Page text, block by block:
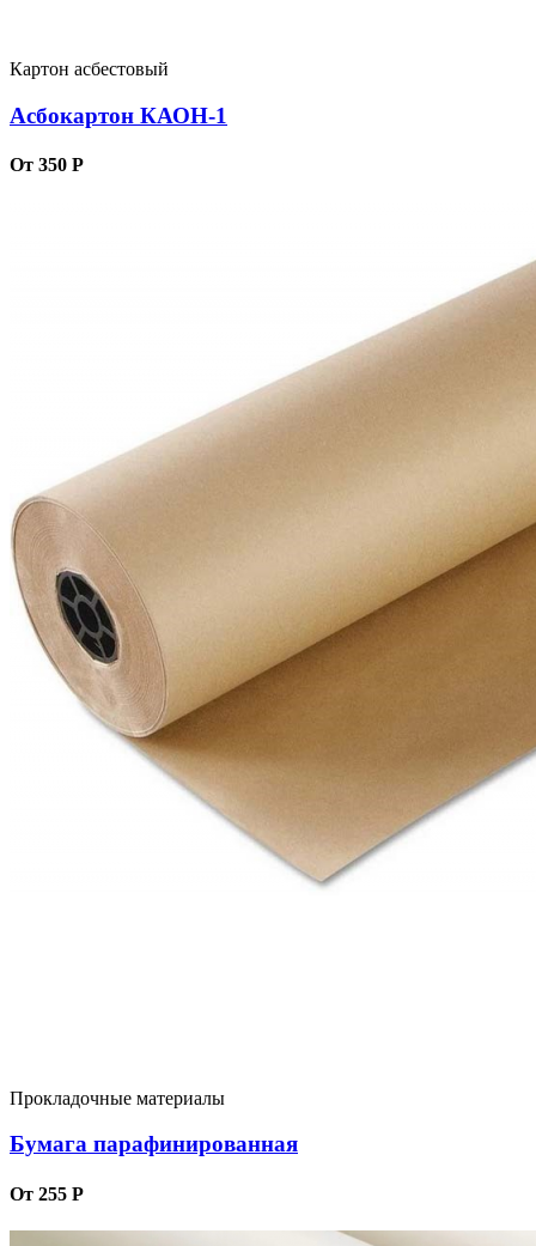
Картон асбестовый
Асбокартон КАОН-1
От 350 Р
Прокладочные материалы
Бумага парафинированная
От 255 Р